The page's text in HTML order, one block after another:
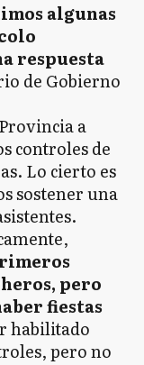
algunas
respuesta
de Gobierno
a
controles de
Lo cierto es
sostener una
pero
fiestas
habilitado
pero no